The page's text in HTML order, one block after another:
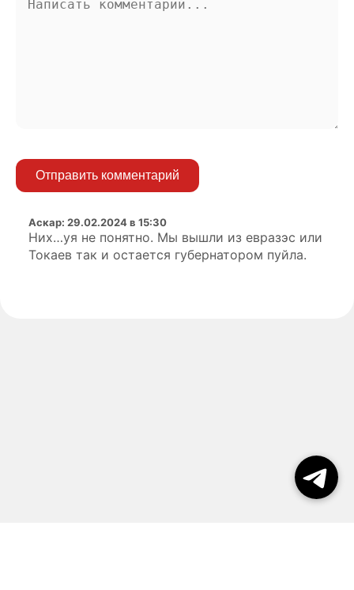
Отправить комментарий
Аскар: 29.02.2024 в 15:30
Них…уя не понятно. Мы вышли из евразэс или
Токаев так и остается губернатором пуйла.